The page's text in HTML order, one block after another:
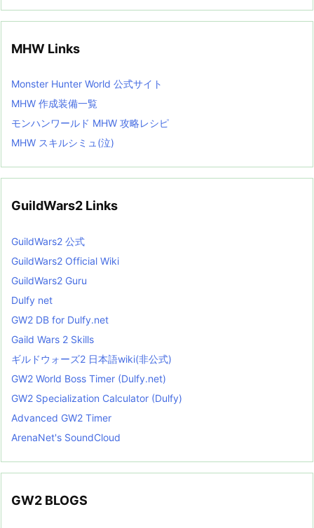
MHW Links
Monster Hunter World 公式サイト
MHW 作成装備一覧
モンハンワールド MHW 攻略レシピ
MHW スキルシミュ(泣)
GuildWars2 Links
GuildWars2 公式
GuildWars2 Official Wiki
GuildWars2 Guru
Dulfy net
GW2 DB for Dulfy.net
Gaild Wars 2 Skills
ギルドウォーズ2 日本語wiki(非公式)
GW2 World Boss Timer (Dulfy.net)
GW2 Specialization Calculator (Dulfy)
Advanced GW2 Timer
ArenaNet's SoundCloud
GW2 BLOGS